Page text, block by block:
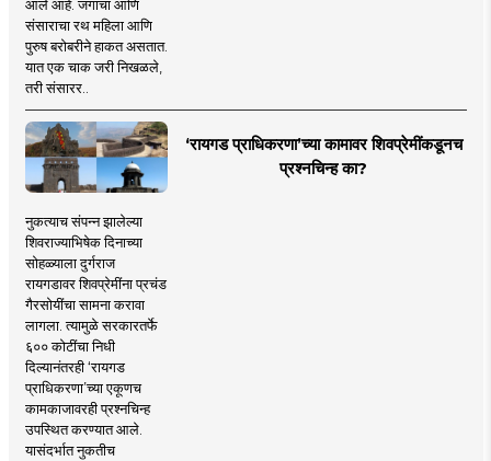
आले आहे. जगाचा आणि
संसाराचा रथ महिला आणि
पुरुष बरोबरीने हाकत असतात.
यात एक चाक जरी निखळले,
तरी संसारर..
‘रायगड प्राधिकरणा’च्या कामावर शिवप्रेमींकडूनच
प्रश्नचिन्ह का?
नुकत्याच संपन्न झालेल्या
शिवराज्याभिषेक दिनाच्या
सोहळ्याला दुर्गराज
रायगडावर शिवप्रेमींना प्रचंड
गैरसोयींचा सामना करावा
लागला. त्यामुळे सरकारतर्फे
६०० कोटींचा निधी
दिल्यानंतरही ‘रायगड
प्राधिकरणा’च्या एकूणच
कामकाजावरही प्रश्नचिन्ह
उपस्थित करण्यात आले.
यासंदर्भात नुकतीच